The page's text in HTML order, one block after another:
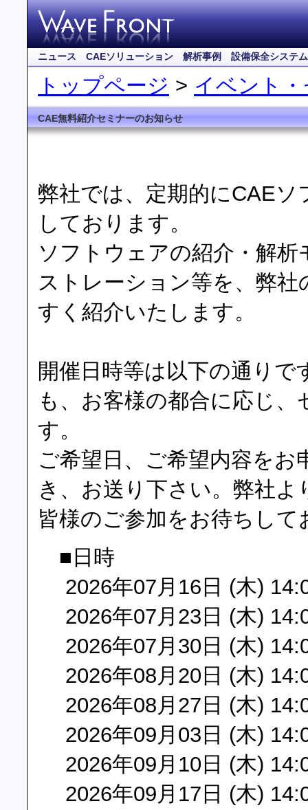
ニュース CAEソリューション 解析事例 設備保全システム
トップページ > イベント
CAE無料紹介セミナーのお知らせ
弊社では、定期的にCAE
しております。
ソフトウェアの紹介・解
ストレーション等を、弊
すく紹介いたします。
開催日時等は以下の通り
も、お客様の都合に応じ
す。
ご希望日、ご希望内容を
き、お送り下さい。弊社
皆様のご参加をお待ちして
■日時
2026年07月16日 (木)
2026年07月23日 (木)
2026年07月30日 (木)
2026年08月20日 (木)
2026年08月27日 (木)
2026年09月03日 (木)
2026年09月10日 (木)
2026年09月17日 (木)